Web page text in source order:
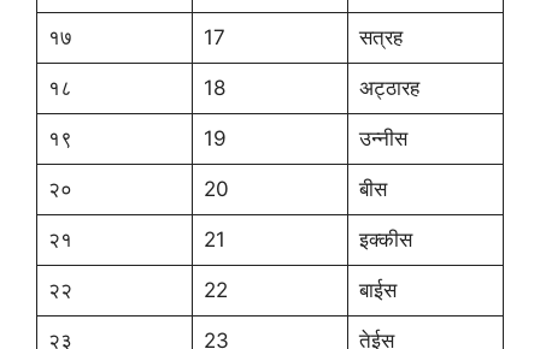
१७ 17 सत्रह
१८ 18 अट्ठारह
१९ 19 उन्नीस
२० 20 बीस
२१ 21 इक्कीस
२२ 22 बाईस
२३ 23 तेईस